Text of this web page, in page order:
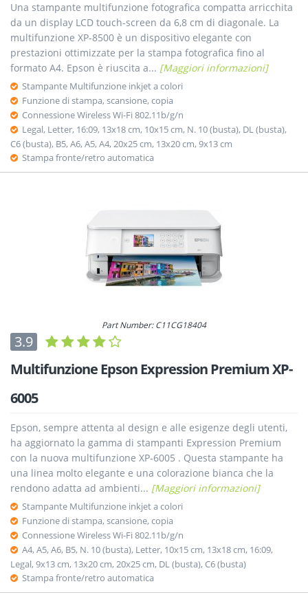
Una stampante multifunzione fotografica compatta arricchita
da un display LCD touch-screen da 6,8 cm di diagonale. La
multifunzione XP-8500 è un dispositivo elegante con
prestazioni ottimizzate per la stampa fotografica fino al
formato A4. Epson è riuscita a... [Maggiori informazioni]
Stampante Multifunzione inkjet a colori
Funzione di stampa, scansione, copia
Connessione Wireless Wi-Fi 802.11b/g/n
Legal, Letter, 16:09, 13x18 cm, 10x15 cm, N. 10 (busta), DL (busta),
C6 (busta), B5, A6, A5, A4, 20x25 cm, 13x20 cm, 9x13 cm
Stampa fronte/retro automatica
Part Number: C11CG18404
3.9
Multifunzione Epson Expression Premium XP-
6005
Epson, sempre attenta al design e alle esigenze degli utenti,
ha aggiornato la gamma di stampanti Expression Premium
con la nuova multifunzione XP-6005 . Questa stampante ha
una linea molto elegante e una colorazione bianca che la
rendono adatta ad ambienti... [Maggiori informazioni]
Stampante Multifunzione inkjet a colori
Funzione di stampa, scansione, copia
Connessione Wireless Wi-Fi 802.11b/g/n
A4, A5, A6, B5, N. 10 (busta), Letter, 10x15 cm, 13x18 cm, 16:09,
Legal, 9x13 cm, 13x20 cm, 20x25 cm, DL (busta), C6 (busta)
Stampa fronte/retro automatica